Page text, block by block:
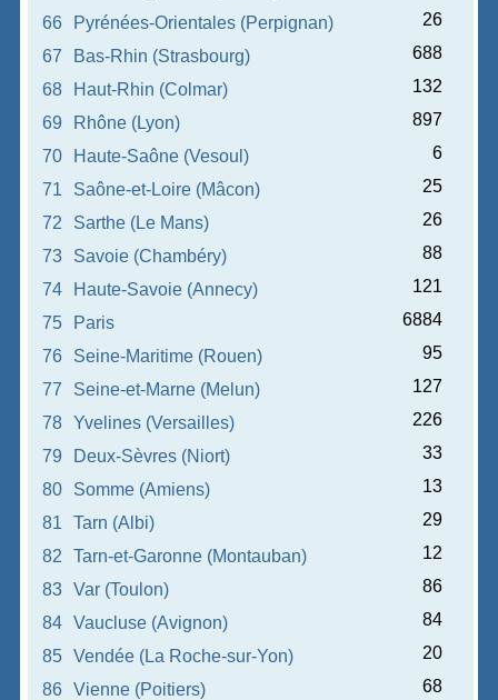
66
Pyrénées-Orientales (Perpignan)
26
67
Bas-Rhin (Strasbourg)
688
68
Haut-Rhin (Colmar)
132
69
Rhône (Lyon)
897
70
Haute-Saône (Vesoul)
6
71
Saône-et-Loire (Mâcon)
25
72
Sarthe (Le Mans)
26
73
Savoie (Chambéry)
88
74
Haute-Savoie (Annecy)
121
75
Paris
6884
76
Seine-Maritime (Rouen)
95
77
Seine-et-Marne (Melun)
127
78
Yvelines (Versailles)
226
79
Deux-Sèvres (Niort)
33
80
Somme (Amiens)
13
81
Tarn (Albi)
29
82
Tarn-et-Garonne (Montauban)
12
83
Var (Toulon)
86
84
Vaucluse (Avignon)
84
85
Vendée (La Roche-sur-Yon)
20
86
Vienne (Poitiers)
68